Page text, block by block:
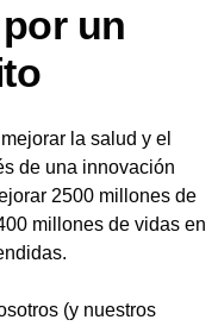
un
la salud y el
de una innovación
2500 millones de
millones de vidas en
(y nuestros